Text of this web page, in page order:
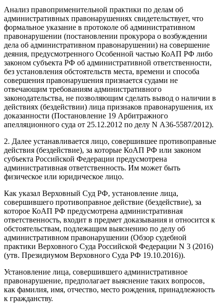
Анализ правоприменительной практики по делам об
административных правонарушениях свидетельствует, что
формальное указание в протоколе об административном
правонарушении (постановлении прокурора о возбуждении
дела об административном правонарушении) на совершение
деяния, предусмотренного Особенной частью КоАП РФ либо
законом субъекта РФ об административной ответственности,
без установления обстоятельств места, времени и способа
совершения правонарушения признается судами не
отвечающим требованиям административного
законодательства, не позволяющим сделать вывод о наличии в
действиях (бездействии) лица признаков правонарушения, их
доказанности (Постановление 19 Арбитражного
апелляционного суда от 25.12.2012 по делу N А36-5587/2012).
2. Далее устанавливается лицо, совершившее противоправные
действия (бездействие), за которые КоАП РФ или законом
субъекта Российской Федерации предусмотрена
административная ответственность. Им может быть
физическое или юридическое лицо.
Как указал Верховный Суд РФ, установление лица,
совершившего противоправное действие (бездействие), за
которое КоАП РФ предусмотрена административная
ответственность, входит в предмет доказывания и относится к
обстоятельствам, подлежащим выяснению по делу об
административном правонарушении (Обзор судебной
практики Верховного Суда Российской Федерации N 3 (2016)
(утв. Президиумом Верховного Суда РФ 19.10.2016)).
Установление лица, совершившего административное
правонарушение, предполагает выяснение таких вопросов,
как фамилия, имя, отчество, место рождения, принадлежность
к гражданству.